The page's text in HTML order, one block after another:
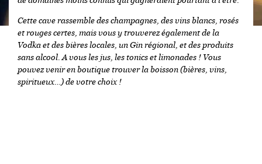
Cette cave rassemble des champagnes, des vins blancs, rosés
et rouges certes, mais vous y trouverez également de la
Vodka et des bières locales, un Gin régional, et des produits
sans alcool. A vous les jus, les tonics et limonades ! Vous
pouvez venir en boutique trouver la boisson (bières, vins,
spiritueux…) de votre choix !